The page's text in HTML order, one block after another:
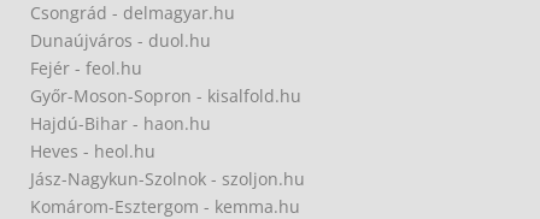
Csongrád - delmagyar.hu
Dunaújváros - duol.hu
Fejér - feol.hu
Győr-Moson-Sopron - kisalfold.hu
Hajdú-Bihar - haon.hu
Heves - heol.hu
Jász-Nagykun-Szolnok - szoljon.hu
Komárom-Esztergom - kemma.hu